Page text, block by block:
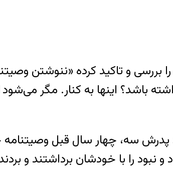
بررسی و تاکید کرده «ننوشتن
باشد؟ اینها به کنار. مگر
سه، چهار سال قبل وصیتنامه
را با خودشان برداشتند و